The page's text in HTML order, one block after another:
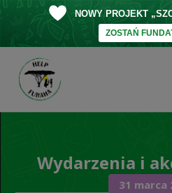
NOWY PROJEKT
ZOSTAŃ
Wydarzenia i
31 marca